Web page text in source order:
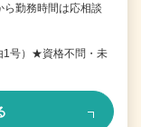
勤務時間は応相談
1号）★資格不問・未